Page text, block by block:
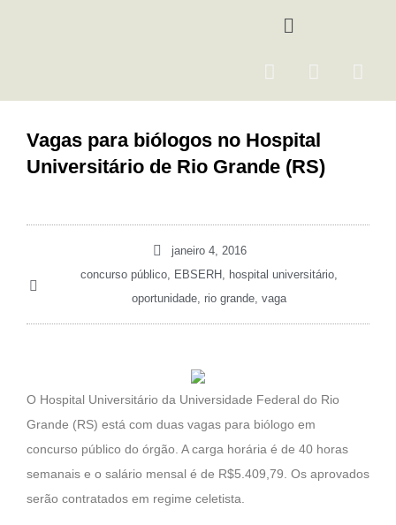
Menu
F
e
b
o
I
t
a
g
m
Y
Vagas para biólogos no Hospital
Universitário de Rio Grande (RS)
janeiro 4, 2016
concurso público, EBSERH , hospital universitário,
oportunidade, rio grande, vaga
O Hospital Universitário da Universidade Federal do Rio
Grande (RS) está com duas vagas para biólogo em
concurso público do órgão. A carga horária é de 40 horas
semanais e o salário mensal é de R$5.409,79. Os aprovados
serão contratados em regime celetista.